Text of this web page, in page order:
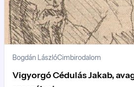
Bogdán LászlóCimbirodalom
Vigyorgó Cédulás Jakab,